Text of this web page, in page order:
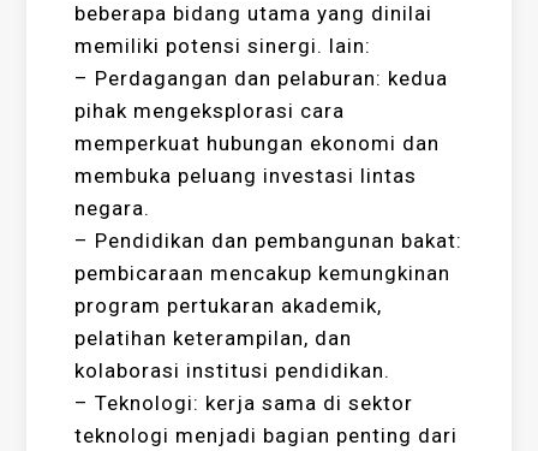
beberapa bidang utama yang dinilai
memiliki potensi sinergi. lain:
– Perdagangan dan pelaburan: kedua
pihak mengeksplorasi cara
memperkuat hubungan ekonomi dan
membuka peluang investasi lintas
negara.
– Pendidikan dan pembangunan bakat:
pembicaraan mencakup kemungkinan
program pertukaran akademik,
pelatihan keterampilan, dan
kolaborasi institusi pendidikan.
– Teknologi: kerja sama di sektor
teknologi menjadi bagian penting dari